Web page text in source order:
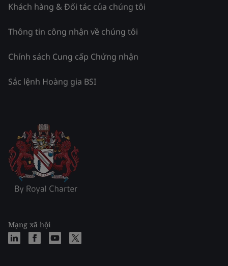
Khách hàng & Đối tác của chúng tôi
Thông tin công nhận về chúng tôi
Chính sách Cung cấp Chứng nhận
Sắc lệnh Hoàng gia BSI
Mạng xã hội